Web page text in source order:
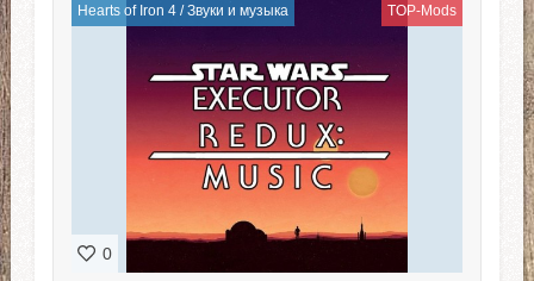
Hearts of Iron 4/Звуки и музыка TOP-Mods
0